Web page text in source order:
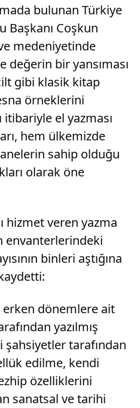
bulunan Türkiye
Başkanı Coşkun
medeniyetinde
değerin bir yansıması
gibi klasik kitap
örneklerini
itibariyle el yazması
hem ülkemizde
sahip olduğu
olarak öne
hizmet veren yazma
envanterlerindeki
binleri aştığına
erken dönemlere ait
yazılmış
tarafından
edilme, kendi
özelliklerini
sanatsal ve tarihi